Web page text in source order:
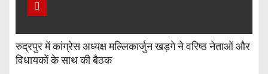
रुद्रपुर में कांग्रेस अध्यक्ष मल्लिकार्जुन खड़गे ने वरिष्ठ नेताओं और
विधायकों के साथ की बैठक